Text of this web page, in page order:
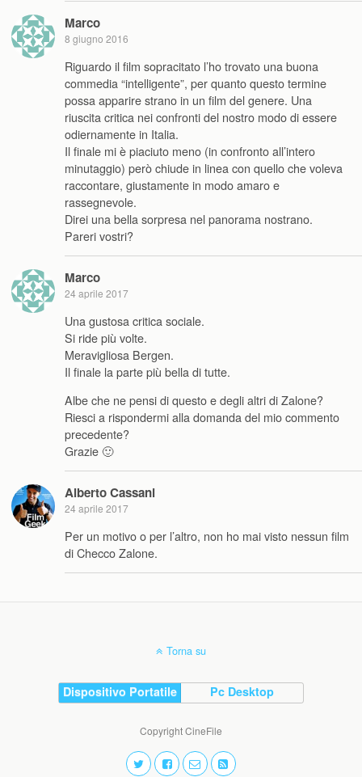
Marco
8 giugno 2016
Riguardo il film sopracitato l’ho trovato una buona
commedia “intelligente”, per quanto questo termine
possa apparire strano in un film del genere. Una
riuscita critica nei confronti del nostro modo di essere
odiernamente in Italia.
Il finale mi è piaciuto meno (in confronto all’intero
minutaggio) però chiude in linea con quello che voleva
raccontare, giustamente in modo amaro e
rassegnevole.
Direi una bella sorpresa nel panorama nostrano.
Pareri vostri?
Marco
24 aprile 2017
Una gustosa critica sociale.
Si ride più volte.
Meravigliosa Bergen.
Il finale la parte più bella di tutte.
Albe che ne pensi di questo e degli altri di Zalone?
Riesci a rispondermi alla domanda del mio commento
precedente?
Grazie 🙂
Alberto Cassani
24 aprile 2017
Per un motivo o per l’altro, non ho mai visto nessun film
di Checco Zalone.
Torna su
Dispositivo Portatile Pc Desktop
Copyright CineFile